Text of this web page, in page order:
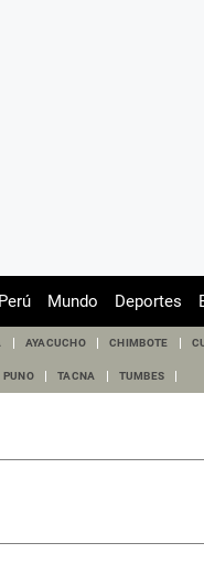
Perú Mundo Deportes
AYACUCHO CHIMBOTE
PUNO TACNA TUMBES